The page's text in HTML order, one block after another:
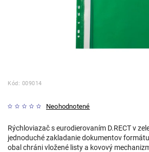
Kód: 009014
Neohodnotené
Rýchloviazač s eurodierovaním D.RECT v
jednoduché zakladanie dokumentov
obal chráni vložené listy a kovový